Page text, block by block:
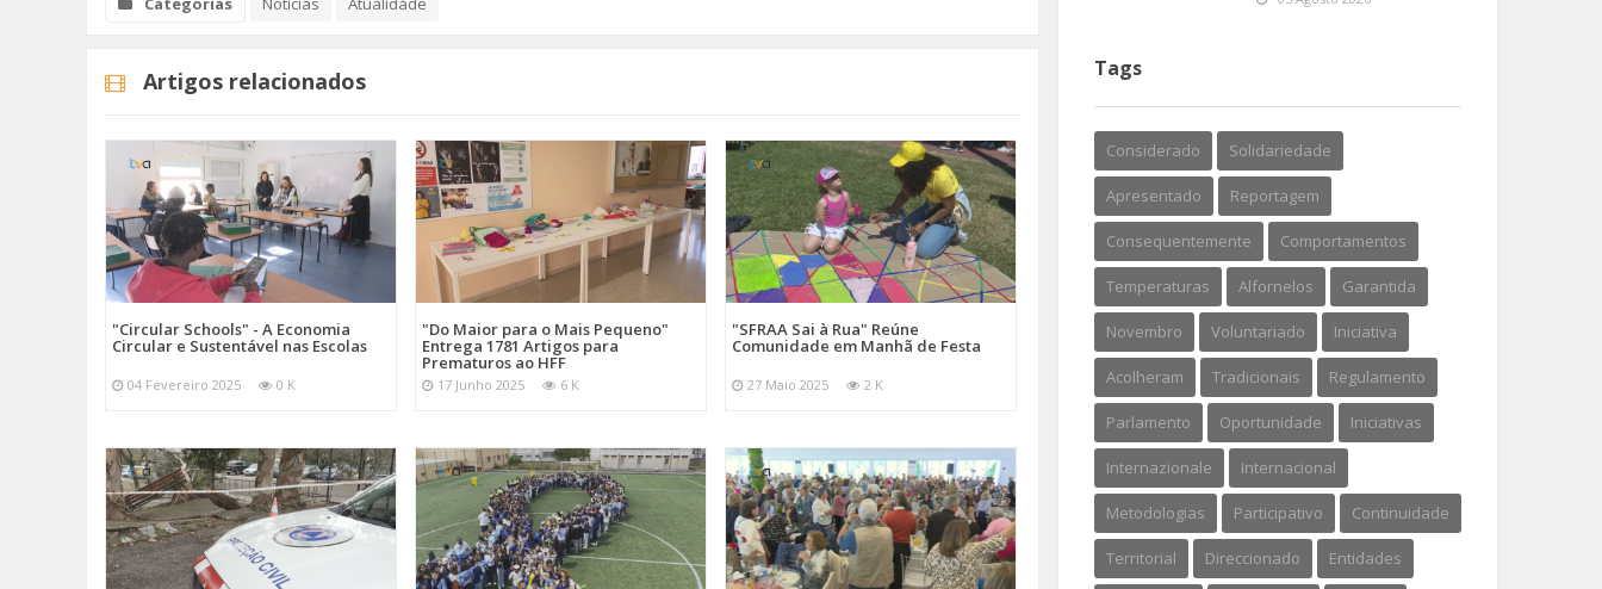
Artigos relacionados
"Circular Schools" - A Economia
Circular e Sustentável nas Escolas
04 Fevereiro 2025 0 K
"Do Maior para o Mais Pequeno"
Entrega 1781 Artigos para
Prematuros ao HFF
17 Junho 2025 6 K
"SFRAA Sai à Rua" Reúne
Comunidade em Manhã de Festa
27 Maio 2025 2 K
Tags
Considerado Solidariedade
Apresentado Reportagem
Consequentemente Comportamentos
Temperaturas Alfornelos Garantida
Novembro Voluntariado Iniciativa
Acolheram Tradicionais Regulamento
Parlamento Oportunidade Iniciativas
Internazionale Internacional
Metodologias Participativo Continuidade
Territorial Direccionado Entidades